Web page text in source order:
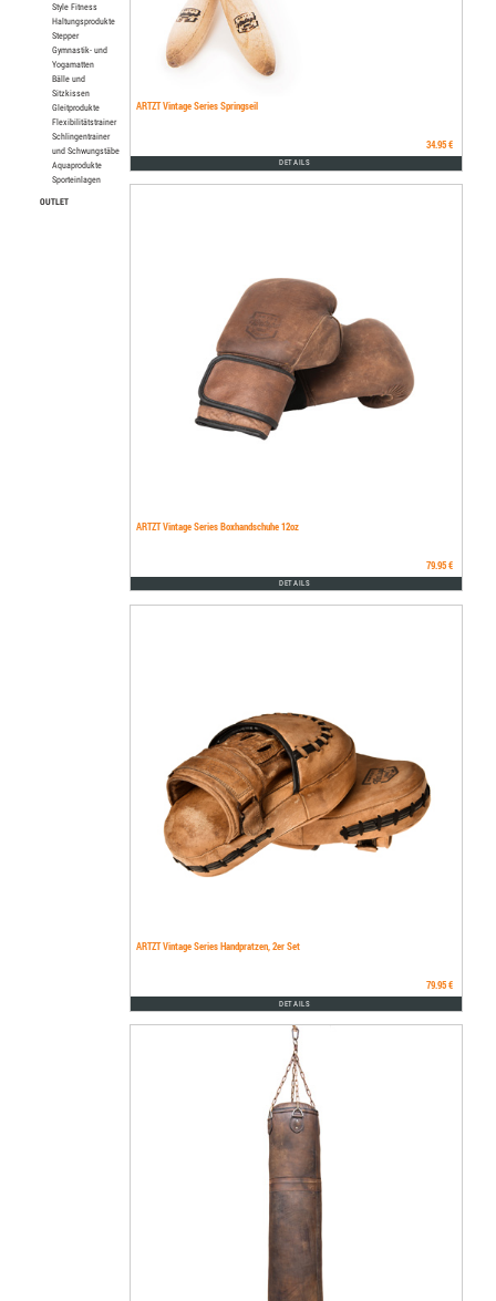
Style Fitness
Haltungsprodukte
Stepper
Gymnastik- und
Yogamatten
Bälle und
Sitzkissen
Gleitprodukte
Flexibilitätstrainer
Schlingentrainer
und Schwungstäbe
Aquaprodukte
Sporteinlagen
OUTLET
ARTZT Vintage Series Springseil
34.95 €
DETAILS
ARTZT Vintage Series Boxhandschuhe 12oz
79.95 €
DETAILS
ARTZT Vintage Series Handpratzen, 2er Set
79.95 €
DETAILS